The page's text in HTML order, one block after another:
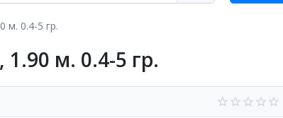
м. 0.4-5 гр.
м. 0.4-5 гр.